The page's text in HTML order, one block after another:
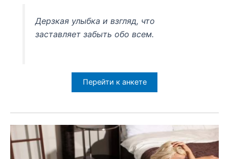
Дерзкая улыбка и взгляд, что
заставляет забыть обо всем.
Перейти к анкете